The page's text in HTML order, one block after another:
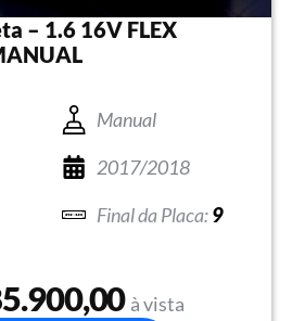
– 1.6 16V FLEX
Manual
2017/2018
9
à vista